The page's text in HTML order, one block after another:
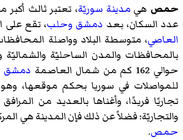
حمص هيمدينة سوريّة، تعتبر ثالث
عدد السكان، بعد دمشق وحلب، تقع على
العاصي، متوسطة البلاد وواصلة
بالمحافظات والمدن الساحليّة والشماليّة
حوالي 162 كم من شمال العاصمة
دمشق
للمواصلات في سوريا بحكم موقعها،
تجاريًا فريدًا، وأغناها بالعديد من
والتجاريّة؛ فضلاً عن ذلك فإن المدينة هي
حمص.